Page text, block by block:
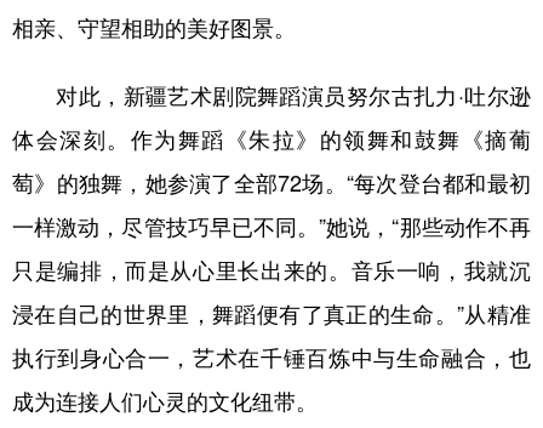
相亲、守望相助的美好图景。
对此，新疆艺术剧院舞蹈演员努尔古扎力·吐尔逊
体会深刻。作为舞蹈《朱拉》的领舞和鼓舞《摘葡
萄》的独舞，她参演了全部72场。“每次登台都和最初
一样激动，尽管技巧早已不同。”她说，“那些动作不再
只是编排，而是从心里长出来的。音乐一响，我就沉
浸在自己的世界里，舞蹈便有了真正的生命。”从精准
执行到身心合一，艺术在千锤百炼中与生命融合，也
成为连接人们心灵的文化纽带。